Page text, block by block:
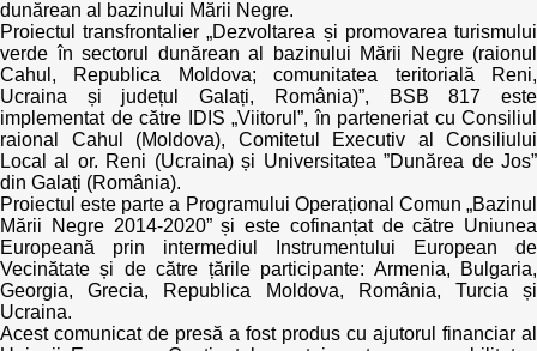
dunărean al bazinului Mării Negre.
Proiectul transfrontalier „Dezvoltarea și promovarea turismului
verde în sectorul dunărean al bazinului Mării Negre (raionul
Cahul, Republica Moldova; comunitatea teritorială Reni,
Ucraina și județul Galați, România)”, BSB 817 este
implementat de către IDIS „Viitorul”, în parteneriat cu Consiliul
raional Cahul (Moldova), Comitetul Executiv al Consiliului
Local al or. Reni (Ucraina) și Universitatea ”Dunărea de Jos”
din Galați (România).
Proiectul este parte a Programului Operațional Comun „Bazinul
Mării Negre 2014-2020” și este cofinanțat de către Uniunea
Europeană prin intermediul Instrumentului European de
Vecinătate și de către țările participante: Armenia, Bulgaria,
Georgia, Grecia, Republica Moldova, România, Turcia și
Ucraina.
Acest comunicat de presă a fost produs cu ajutorul financiar al